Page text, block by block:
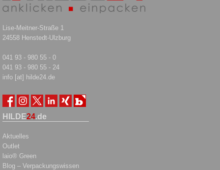
Lise-Meitner-Straße 1
24558 Henstedt-Ulzburg
041 93 - 980 55 - 0
041 93 - 980 55 - 24
info [at] hilde24.de
HILDE24.de
Aktuelles
Outlet
laio® Green
Blog – Verpackungswissen